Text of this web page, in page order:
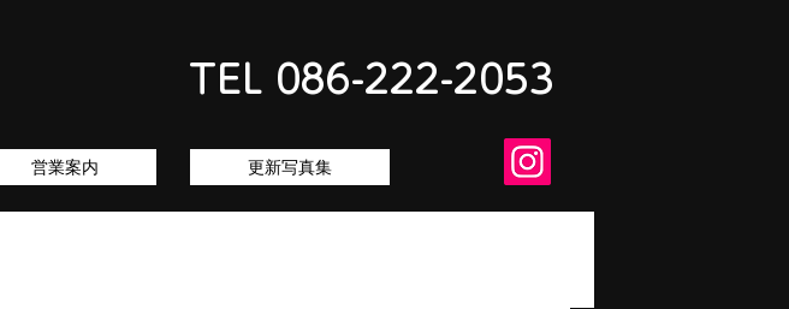
TEL 086-222-2053
営業案内 更新写真集